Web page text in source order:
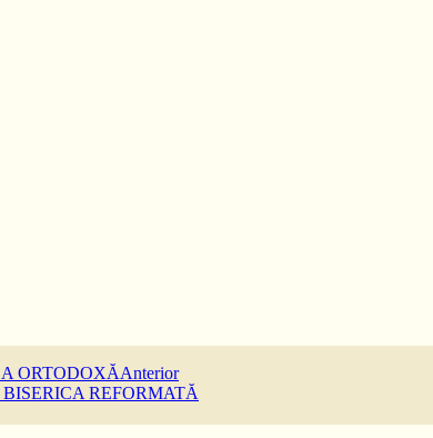
ORTODOXĂAnterior
REFORMATĂ